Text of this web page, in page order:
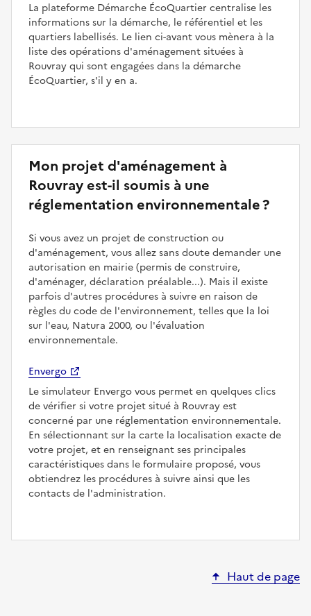
La plateforme Démarche ÉcoQuartier centralise les
informations sur la démarche, le référentiel et les
quartiers labellisés. Le lien ci-avant vous mènera à la
liste des opérations d'aménagement situées à
Rouvray qui sont engagées dans la démarche
ÉcoQuartier, s'il y en a.
Mon projet d'aménagement à
Rouvray est-il soumis à une
réglementation environnementale ?
Si vous avez un projet de construction ou
d'aménagement, vous allez sans doute demander une
autorisation en mairie (permis de construire,
d'aménager, déclaration préalable...). Mais il existe
parfois d'autres procédures à suivre en raison de
règles du code de l'environnement, telles que la loi
sur l'eau, Natura 2000, ou l'évaluation
environnementale.
Envergo
Le simulateur Envergo vous permet en quelques clics
de vérifier si votre projet situé à Rouvray est
concerné par une réglementation environnementale.
En sélectionnant sur la carte la localisation exacte de
votre projet, et en renseignant ses principales
caractéristiques dans le formulaire proposé, vous
obtiendrez les procédures à suivre ainsi que les
contacts de l'administration.
Haut de page